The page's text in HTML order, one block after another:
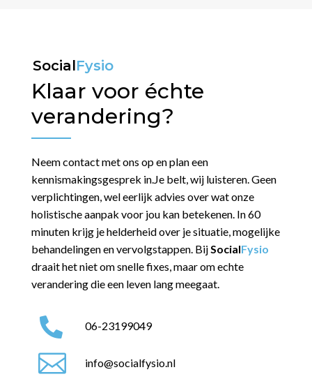
SocialFysio
Klaar voor échte
verandering?
Neem contact met ons op en plan een
kennismakingsgesprek in.Je belt, wij luisteren. Geen
verplichtingen, wel eerlijk advies over wat onze
holistische aanpak voor jou kan betekenen. In 60
minuten krijg je helderheid over je situatie, mogelijke
behandelingen en vervolgstappen. BijSocialFysio
draait het niet om snelle fixes, maar om echte
verandering die een leven lang meegaat.
 06-23199049
 info@socialfysio.nl